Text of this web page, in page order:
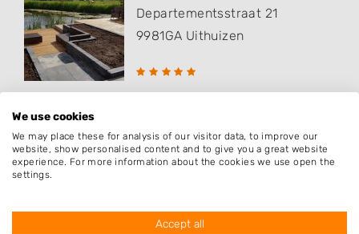
Departementsstraat 21
9981GA Uithuizen
Deze mensen gingen u voor
We use cookies
We may place these for analysis of our visitor data, to improve our
website, show personalised content and to give you a great website
experience. For more information about the cookies we use open the
settings.
Accept all